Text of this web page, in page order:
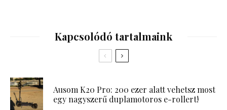
Kapcsolódó tartalmaink
Ausom K20 Pro: 200 ezer alatt vehetsz most
egy nagyszerű duplamotoros e-rollert!